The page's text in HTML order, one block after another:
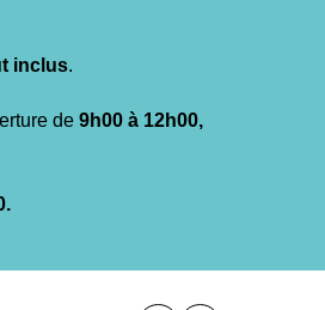
inclus.
de 9h00 à 12h00,